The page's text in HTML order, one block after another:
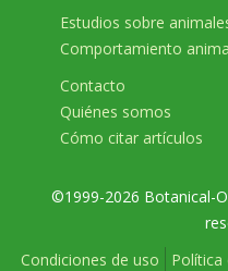
Estudios sobre
Comportamiento
Contacto
Quiénes somos
Cómo citar artículos
©1999-2026 Botanical-
Condiciones de uso
Política